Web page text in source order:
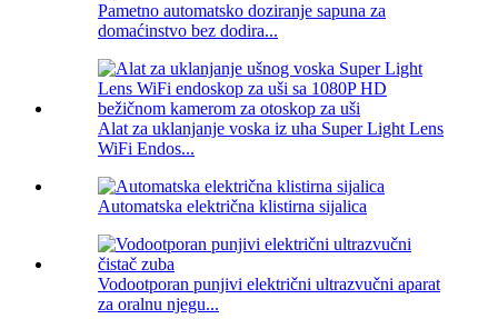
Pametno automatsko doziranje sapuna za
domaćinstvo bez dodira...
Alat za uklanjanje voska iz uha Super Light Lens
WiFi Endos...
Automatska električna klistirna sijalica
Vodootporan punjivi električni ultrazvučni aparat
za oralnu njegu...